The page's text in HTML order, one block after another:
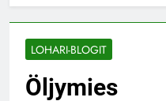
LOHARI-BLOGIT
Öljymies